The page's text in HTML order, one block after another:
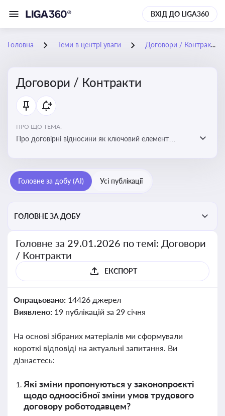
ВХІД ДО LIGA360
Головна Теми в центрі уваги Договори / Контракти
Договори / Контракти
ПРО ЩО ТЕМА:
Про договірні відносини як ключовий елемент
зобов’язань за договором та розірвання договору
Головне за добу (AI) Усі публікації
ГОЛОВНЕ ЗА ДОБУ
Головне за 29.01.2026 по темі: Договори
/ Контракти
ЕКСПОРТ
Опрацьовано: 14426 джерел
Виявлено: 19 публікацій за 29 січня
На основі зібраних матеріалів ми сформували
короткі відповіді на актуальні запитання. Ви
дізнаєтесь:
Які зміни пропонуються у законопроєкті
щодо одноосібної зміни умов трудового
договору роботодавцем?